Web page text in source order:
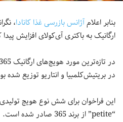
بنابر اعلامآژانس بازرسی غذا کانادا،
ارگانیک به باکتری آی‌کولای افزایش
در بریتیش‌کلمبیا و انتاریو توزیع
“petite” از برند 365 صادر شده است.